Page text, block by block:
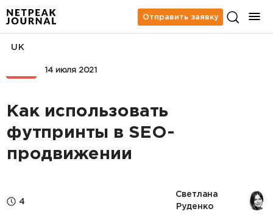
Отправить заявку
14 июля 2021
UK
Как использовать
футпринты в SEO-
продвижении
4
Светлана
Руденко